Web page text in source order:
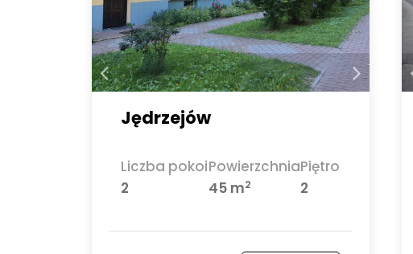
Jędrzejów
Liczba pokoi
2
Powierzchnia
45 m2
Piętro
2